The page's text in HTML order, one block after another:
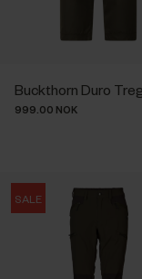
Buckthorn Duro
999.00 NOK
SALE